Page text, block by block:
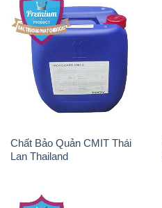
Chất Bảo Quản CMIT Thái
Lan Thailand